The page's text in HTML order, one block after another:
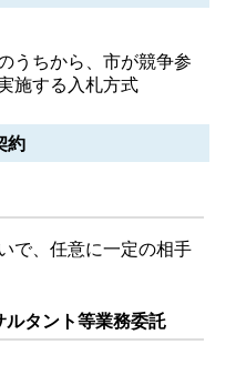
うちから、市が競争参
施する入札方式
約
で、任意に一定の相手
ルタント等業務委託